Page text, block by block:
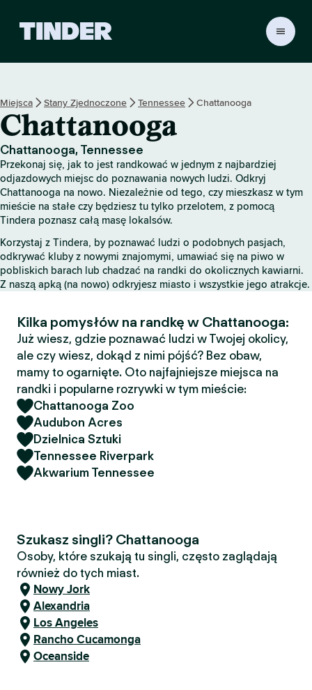
r
S
t
r
o
n
a
g
ł
w
n
a
Miejsca Stany Zjednoczone Tennessee Chattanooga
Chattanooga
Chattanooga, Tennessee
Przekonaj się, jak to jest randkować w jednym z najbardziej
odjazdowych miejsc do poznawania nowych ludzi. Odkryj
Chattanooga na nowo. Niezależnie od tego, czy mieszkasz w tym
mieście na stałe czy będziesz tu tylko przelotem, z pomocą
Tindera poznasz całą masę lokalsów.
Korzystaj z Tindera, by poznawać ludzi o podobnych pasjach,
odkrywać kluby z nowymi znajomymi, umawiać się na piwo w
pobliskich barach lub chadzać na randki do okolicznych kawiarni.
Z naszą apką (na nowo) odkryjesz miasto i wszystkie jego atrakcje.
Kilka pomysłów na randkę w Chattanooga:
Już wiesz, gdzie poznawać ludzi w Twojej okolicy,
ale czy wiesz, dokąd z nimi pójść? Bez obaw,
mamy to ogarnięte. Oto najfajniejsze miejsca na
randki i popularne rozrywki w tym mieście:
Chattanooga Zoo
Audubon Acres
Dzielnica Sztuki
Tennessee Riverpark
Akwarium Tennessee
Szukasz singli? Chattanooga
Osoby, które szukają tu singli, często zaglądają
również do tych miast.
Nowy Jork
Alexandria
Los Angeles
Rancho Cucamonga
Oceanside